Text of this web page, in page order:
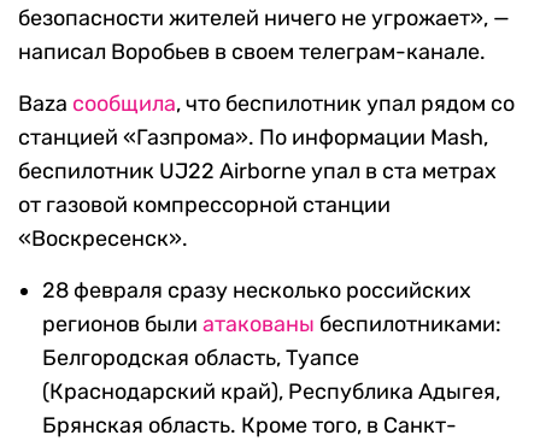
безопасности жителей ничего не угрожает», —
написал Воробьев в своем телеграм-канале.
Baza сообщила, что беспилотник упал рядом со
станцией «Газпрома». По информации Mash,
беспилотник UJ22 Airborne упал в ста метрах
от газовой компрессорной станции
«Воскресенск».
28 февраля сразу несколько российских
регионов были атакованы беспилотниками:
Белгородская область, Туапсе
(Краснодарский край), Республика Адыгея,
Брянская область. Кроме того, в Санкт-